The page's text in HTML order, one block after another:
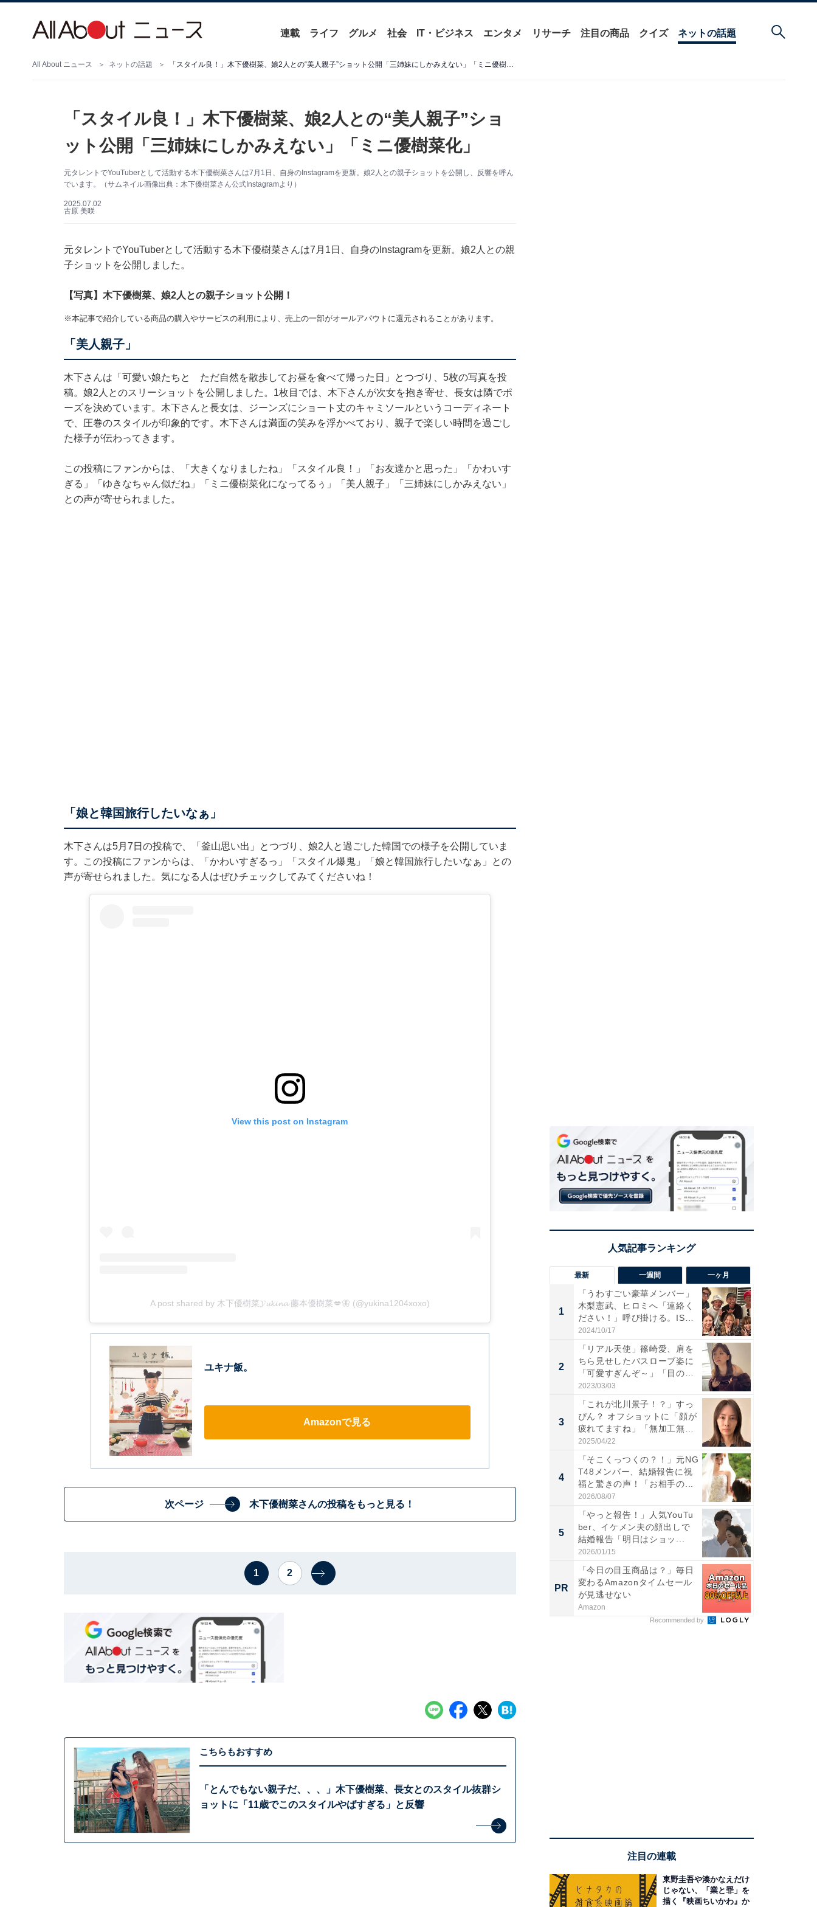
連載 ライフ グルメ 社会 IT・ビジネス エンタメ リサーチ 注目の商品 クイズ ネットの話題
All About ニュース ネットの話題 「スタイル良！」木下優樹菜、娘2人との“美人親子”ショット公開「三姉妹にしかみえない」「ミニ優樹菜化」
「スタイル良！」木下優樹菜、娘2人との“美人親子”ショ
ット公開「三姉妹にしかみえない」「ミニ優樹菜化」
元タレントでYouTuberとして活動する木下優樹菜さんは7月1日、自身のInstagramを更新。娘2人との親子ショットを公開し、反響を呼ん
でいます。（サムネイル画像出典：木下優樹菜さん公式Instagramより）
2025.07.02
古原 美咲
元タレントでYouTuberとして活動する木下優樹菜さんは7月1日、自身のInstagramを更新。娘2人との親
子ショットを公開しました。
【写真】木下優樹菜、娘2人との親子ショット公開！
※本記事で紹介している商品の購入やサービスの利用により、売上の一部がオールアバウトに還元されることがあります。
「美人親子」
木下さんは「可愛い娘たちと ただ自然を散歩してお昼を食べて帰った日」とつづり、5枚の写真を投
稿。娘2人とのスリーショットを公開しました。1枚目では、木下さんが次女を抱き寄せ、長女は隣でポ
ーズを決めています。木下さんと長女は、ジーンズにショート丈のキャミソールというコーディネート
で、圧巻のスタイルが印象的です。木下さんは満面の笑みを浮かべており、親子で楽しい時間を過ごし
た様子が伝わってきます。
この投稿にファンからは、「大きくなりましたね」「スタイル良！」「お友達かと思った」「かわいす
ぎる」「ゆきなちゃん似だね」「ミニ優樹菜化になってるぅ」「美人親子」「三姉妹にしかみえない」
との声が寄せられました。
「娘と韓国旅行したいなぁ」
木下さんは5月7日の投稿で、「釜山思い出」とつづり、娘2人と過ごした韓国での様子を公開していま
す。この投稿にファンからは、「かわいすぎるっ」「スタイル爆鬼」「娘と韓国旅行したいなぁ」との
声が寄せられました。気になる人はぜひチェックしてみてくださいね！
View this post on Instagram
A post shared by 木下優樹菜𝓨𝓾𝓴𝓲𝓷𝓪 藤本優樹菜💋🦋 (@yukina1204xoxo)
ユキナ飯。
Amazonで見る
次ページ 木下優樹菜さんの投稿をもっと見る！
1 2
こちらもおすすめ
「とんでもない親子だ、、、」木下優樹菜、長女とのスタイル抜群シ
ョットに「11歳でこのスタイルやばすぎる」と反響
最新 一週間 一ヶ月
1
「うわすごい豪華メンバー」
木梨憲武、ヒロミへ「連絡く
ださい！」呼び掛ける。IS
S...
2024/10/17
2
「リアル天使」篠崎愛、肩を
ちら見せしたバスローブ姿に
「可愛すぎんぞ～」「目の表
情...
2023/03/03
3
「これが北川景子！？」すっ
ぴん？ オフショットに「顔が
疲れてますね」「無加工無
表...
2025/04/22
4
「そこくっつくの？！」元NG
T48メンバー、結婚報告に祝
福と驚きの声！「お相手の...
2026/08/07
5
「やっと報告！」人気YouTu
ber、イケメン夫の顔出しで
結婚報告「明日はショッ...
2026/01/15
PR
「今日の目玉商品は？」毎日
変わるAmazonタイムセール
が見逃せない
Amazon
Recommended by
注目の連載
東野圭吾や湊かなえだけ
じゃない、「業と罪」を
描く『映画ちいかわ』か